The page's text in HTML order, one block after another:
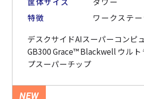
特徴
ワークステ
デスクサイドAIスーパーコンピ
GB300 Grace™ Blackwell ウルト
プスーパーチップ
NEW